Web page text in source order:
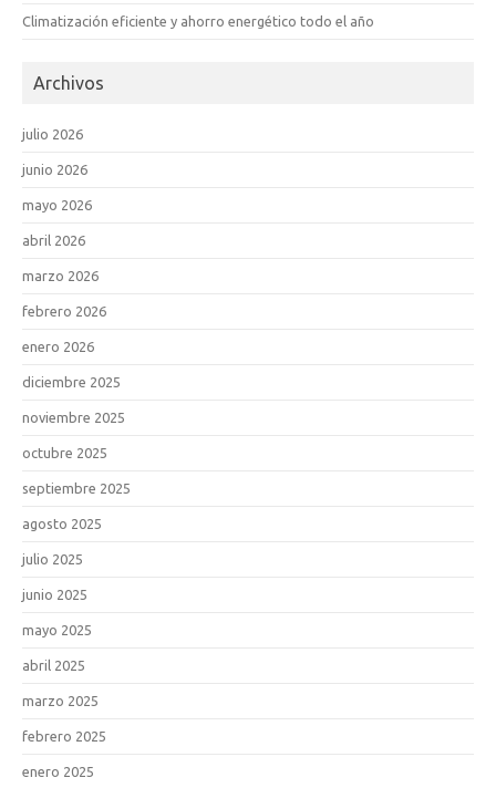
Climatización eficiente y ahorro energético todo el año
Archivos
julio 2026
junio 2026
mayo 2026
abril 2026
marzo 2026
febrero 2026
enero 2026
diciembre 2025
noviembre 2025
octubre 2025
septiembre 2025
agosto 2025
julio 2025
junio 2025
mayo 2025
abril 2025
marzo 2025
febrero 2025
enero 2025